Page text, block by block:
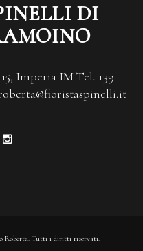
DI
Imperia IM Tel. +39
roberta@fioristaspinelli.it
Roberta. Tutti i diritti riservati.